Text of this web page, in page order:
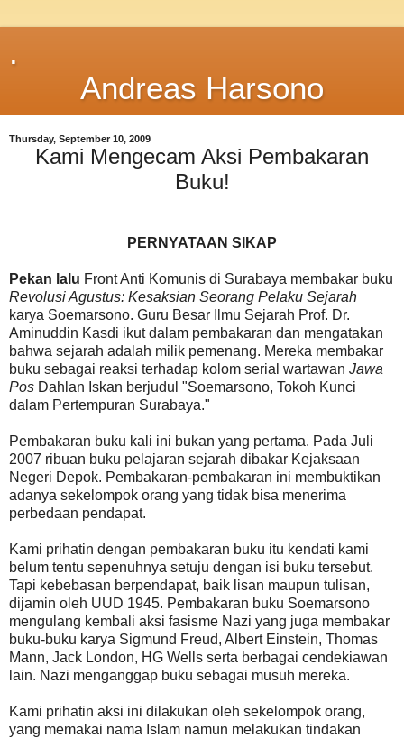
.
Andreas Harsono
Thursday, September 10, 2009
Kami Mengecam Aksi Pembakaran
Buku!
PERNYATAAN SIKAP
Pekan lalu Front Anti Komunis di Surabaya membakar buku
Revolusi Agustus: Kesaksian Seorang Pelaku Sejarah
karya Soemarsono. Guru Besar Ilmu Sejarah Prof. Dr.
Aminuddin Kasdi ikut dalam pembakaran dan mengatakan
bahwa sejarah adalah milik pemenang. Mereka membakar
buku sebagai reaksi terhadap kolom serial wartawan Jawa
Pos Dahlan Iskan berjudul "Soemarsono, Tokoh Kunci
dalam Pertempuran Surabaya."
Pembakaran buku kali ini bukan yang pertama. Pada Juli
2007 ribuan buku pelajaran sejarah dibakar Kejaksaan
Negeri Depok. Pembakaran-pembakaran ini membuktikan
adanya sekelompok orang yang tidak bisa menerima
perbedaan pendapat.
Kami prihatin dengan pembakaran buku itu kendati kami
belum tentu sepenuhnya setuju dengan isi buku tersebut.
Tapi kebebasan berpendapat, baik lisan maupun tulisan,
dijamin oleh UUD 1945. Pembakaran buku Soemarsono
mengulang kembali aksi fasisme Nazi yang juga membakar
buku-buku karya Sigmund Freud, Albert Einstein, Thomas
Mann, Jack London, HG Wells serta berbagai cendekiawan
lain. Nazi menganggap buku sebagai musuh mereka.
Kami prihatin aksi ini dilakukan oleh sekelompok orang,
yang memakai nama Islam namun melakukan tindakan